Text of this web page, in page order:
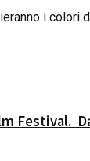
i colori
Festival.